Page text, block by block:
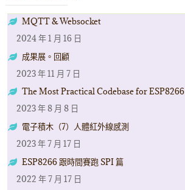
MQTT & Websocket
2024 年 1 月 16 日
成果展。回顧
2023 年 11 月 7 日
The Most Practical Codebase for ESP8266
2023 年 8 月 8 日
電子積木（7）人體紅外線感測
2023 年 7 月 17 日
ESP8266 跟時間賽跑 SPI 篇
2022 年 7 月 17 日